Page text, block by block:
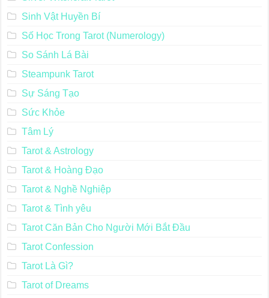
Sinh Vật Huyền Bí
Số Học Trong Tarot (Numerology)
So Sánh Lá Bài
Steampunk Tarot
Sự Sáng Tạo
Sức Khỏe
Tâm Lý
Tarot & Astrology
Tarot & Hoàng Đạo
Tarot & Nghề Nghiệp
Tarot & Tình yêu
Tarot Căn Bản Cho Người Mới Bắt Đầu
Tarot Confession
Tarot Là Gì?
Tarot of Dreams